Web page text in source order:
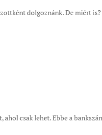
dolgoznánk. De miért
csak lehet. Ebbe a